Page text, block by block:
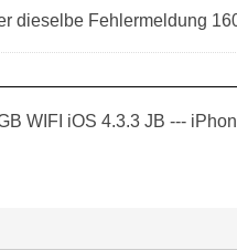
dieselbe Fehlermeldung
WIFI iOS 4.3.3 JB ---